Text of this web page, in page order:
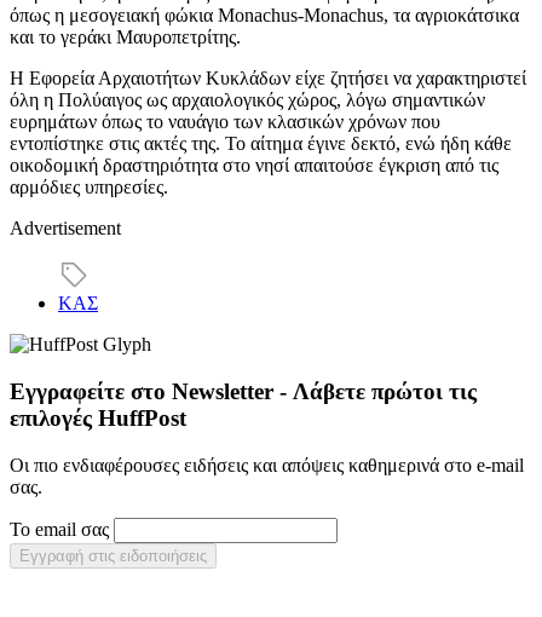
όπως η μεσογειακή φώκια Monachus-Monachus, τα αγριοκάτσικα
και το γεράκι Μαυροπετρίτης.
Η Εφορεία Αρχαιοτήτων Κυκλάδων είχε ζητήσει να χαρακτηριστεί
όλη η Πολύαιγος ως αρχαιολογικός χώρος, λόγω σημαντικών
ευρημάτων όπως το ναυάγιο των κλασικών χρόνων που
εντοπίστηκε στις ακτές της. Το αίτημα έγινε δεκτό, ενώ ήδη κάθε
οικοδομική δραστηριότητα στο νησί απαιτούσε έγκριση από τις
αρμόδιες υπηρεσίες.
Advertisement
ΚΑΣ
Εγγραφείτε στο Newsletter - Λάβετε πρώτοι τις
επιλογές HuffPost
Οι πιο ενδιαφέρουσες ειδήσεις και απόψεις καθημερινά στο e-mail
σας.
Το email σας
Εγγραφή στις ειδοποιήσεις